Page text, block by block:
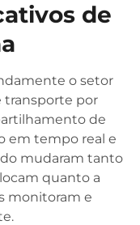
de
o setor
transporte por
de
em tempo real e
mudaram tanto
quanto a
monitoram e